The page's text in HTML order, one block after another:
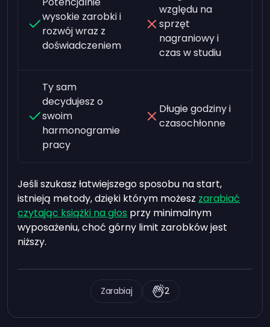
wysokie zarobki i
rozwój wraz z
doświadczeniem
względu na
sprzęt
nagraniowy i
czas w studiu
Ty sam
decydujesz o
swoim
harmonogramie
pracy
Długie godziny i
czasochłonne
Jeśli szukasz łatwiejszego sposobu na start,
istnieją metody, dzięki którym możesz zarabiać
czytając książki na głos przy minimalnym
wyposażeniu, choć górny limit zarobków jest
niższy.
Zarabiaj 2